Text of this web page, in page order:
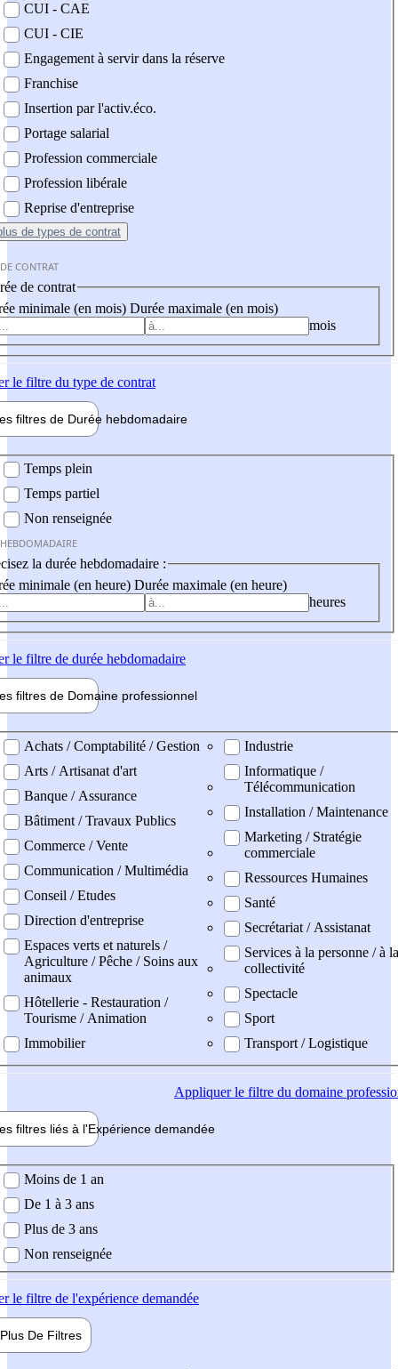
CUI - CAE
CUI - CIE
Engagement à servir dans la réserve
Franchise
Insertion par l'activ.éco.
Portage salarial
Profession commerciale
Profession libérale
Reprise d'entreprise
de types de contrat
CONTRAT
de contrat
minimale (en mois) Durée maximale (en mois)
mois
le filtre du type de contrat
filtres de Durée hebdomadaire
Temps plein
Temps partiel
Non renseignée
la durée hebdomadaire :
minimale (en heure) Durée maximale (en heure)
heures
le filtre de durée hebdomadaire
filtres de Domaine professionnel
professionel
Achats / Comptabilité / Gestion
Arts / Artisanat d'art
Banque / Assurance
Bâtiment / Travaux Publics
Commerce / Vente
Communication / Multimédia
Conseil / Etudes
Direction d'entreprise
Espaces verts et naturels /
Agriculture / Pêche / Soins aux
animaux
Hôtellerie - Restauration /
Tourisme / Animation
Immobilier
Industrie
Informatique /
Télécommunication
Installation / Maintenance
Marketing / Stratégie
commerciale
Ressources Humaines
Santé
Secrétariat / Assistanat
Services à la personne / à la
collectivité
Spectacle
Sport
Transport / Logistique
Appliquerle filtre du domaine
filtres liés à l'Expérience demandée
demandée
Moins de 1 an
De 1 à 3 ans
Plus de 3 ans
Non renseignée
le filtre de l'expérience demandée
Plus De Filtres